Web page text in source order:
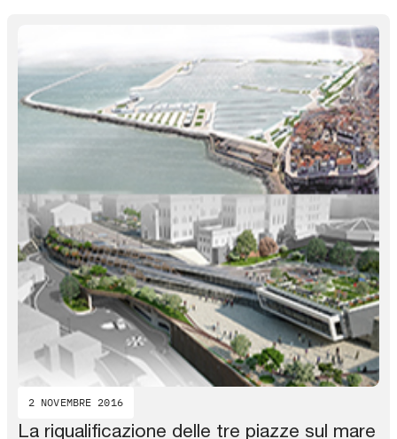
2 NOVEMBRE 2016
La riqualificazione delle tre piazze sul mare